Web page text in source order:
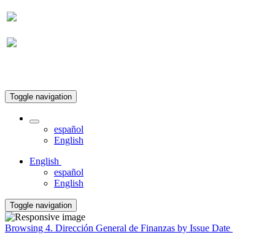
Toggle navigation
español
English
English
español
English
Toggle navigation
Browsing 4. Dirección General de Finanzas by Issue Date